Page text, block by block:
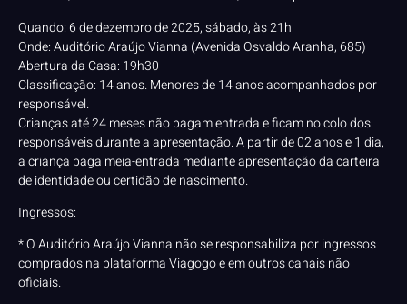
Quando: 6 de dezembro de 2025, sábado, às 21h
Onde: Auditório Araújo Vianna (Avenida Osvaldo Aranha, 685)
Abertura da Casa: 19h30
Classificação: 14 anos. Menores de 14 anos acompanhados por
responsável.
Crianças até 24 meses não pagam entrada e ficam no colo dos
responsáveis durante a apresentação. A partir de 02 anos e 1 dia,
a criança paga meia-entrada mediante apresentação da carteira
de identidade ou certidão de nascimento.
Ingressos:
* O Auditório Araújo Vianna não se responsabiliza por ingressos
comprados na plataforma Viagogo e em outros canais não
oficiais.